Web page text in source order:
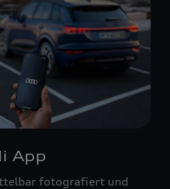
App
fotografiert und